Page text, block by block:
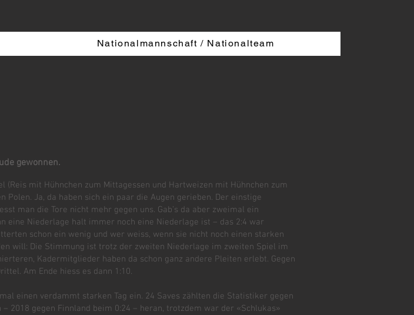
Nationalmannschaft / Nationalteam
gewonnen.
mit Hühnchen zum Mittagessen und Hartweizen mit Hühnchen zum
Ja, da haben sich ein paar die Augen gerieben. Der einstige
man die Tore nicht mehr gegen uns. Gab’s da aber zweimal ein
eine Niederlage halt immer noch eine Niederlage ist – das 2:4 war
schon ein wenig und wer weiss, wenn sie nicht noch einen starken
will: Die Stimmung ist trotz der zweiten Niederlage im zweiten Spiel im
Kadermitglieder haben da schon ganz andere Pleiten erlebt. Gegen
Am Ende hiess es dann 1:10.
einen verdammt starken Tag ein. 24 Saves zählten die Statistiker gegen
2018 gegen Finnland beim 0:24 – heran, trotzdem war der «Schlukas»